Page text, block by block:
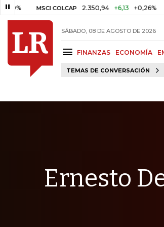
MSCI COLCAP 2.350,94 +6,13 +0,26%
SÁBADO, 08 DE AGOSTO DE 2026
FINANZAS ECONOMÍA
TEMAS DE CONVERSACIÓN
Ernesto